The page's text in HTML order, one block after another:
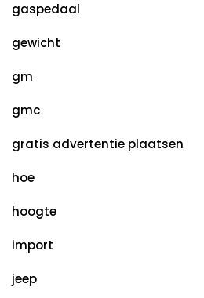
gaspedaal
gewicht
gm
gmc
gratis advertentie plaatsen
hoe
hoogte
import
jeep